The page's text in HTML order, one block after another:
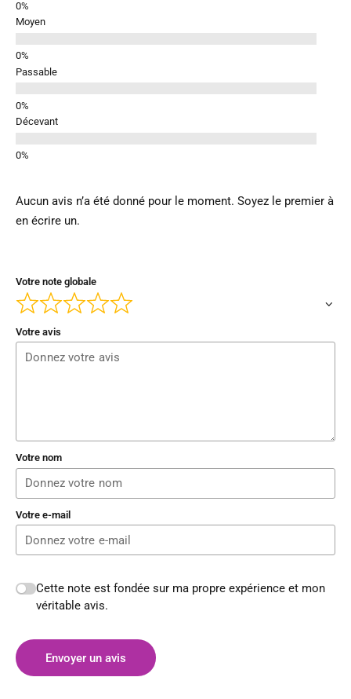
Moyen
Passable
Décevant
Aucun avis n’a été donné pour le moment. Soyez le premier à
en écrire un.
Votre note globale
Votre avis
Votre nom
Votre e-mail
Cette note est fondée sur ma propre expérience et mon
véritable avis.
Envoyer un avis